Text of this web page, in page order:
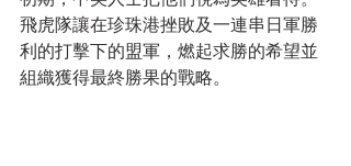
飛虎隊讓在珍珠港挫敗及一連串日軍勝
利的打擊下的盟軍，燃起求勝的希望並
組織獲得最終勝果的戰略。